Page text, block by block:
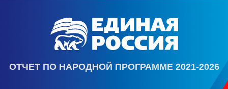
ОТЧЕТ ПО НАРОДНОЙ ПРОГРАММЕ 2021-2026